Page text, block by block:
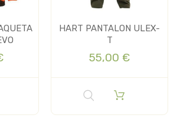
HART PANTALON ULEX-
T
55,00 €